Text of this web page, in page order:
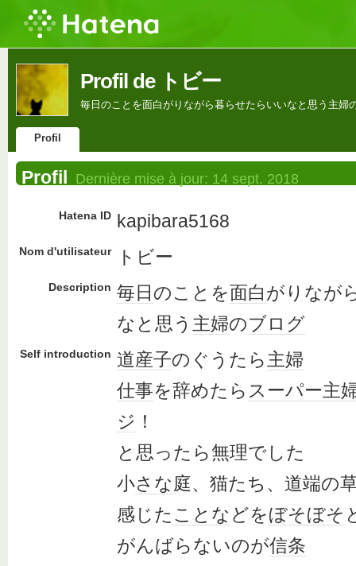
Profil de トビー
毎日のことを面白がりながら暮らせたらいいなと思う主婦
Profil
Profil Dernière mise à jour: 14 sept. 2018
Hatena ID kapibara5168
Nom d'utilisateur トビー
Description 毎日 のことを面白がりなが
なと思う 主婦のブログ
Self introduction 道産子のぐうたら主婦
仕事を辞めたら スーパー主
ジ ！
と思ったら無理でした
小さな庭、猫たち、道端の
感じた ことな どをぼそぼそ
がんばらないのが信条